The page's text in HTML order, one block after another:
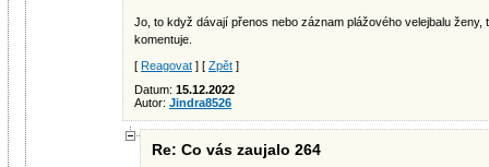
Jo, to když dávají přenos nebo záznam plážového velejbalu ženy,
komentuje.
[ Reagovat ] [ Zpět ]
Datum: 15.12.2022
Autor: Jindra8526
Re: Co vás zaujalo 264